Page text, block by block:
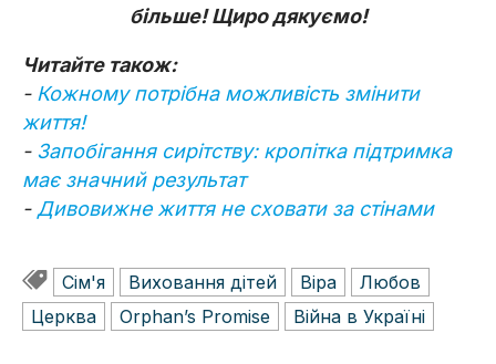
більше! Щиро дякуємо!
Читайте також:
- Кожному потрібна можливість змінити
життя!
- Запобігання сирітству: кропітка підтримка
має значний результат
- Дивовижне життя не сховати за стінами
Сім'я Виховання дітей Віра
Любов
Церква
Orphan’s Promise Війна в Україні